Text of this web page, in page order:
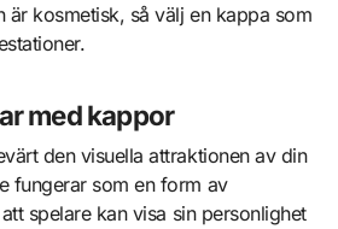
är kosmetisk, så välj en kappa som
med kappor
den visuella attraktionen av din
fungerar som en form av
spelare kan visa sin personlighet